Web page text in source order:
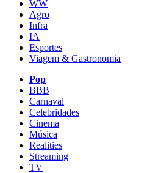
WW
Agro
Infra
IA
Esportes
Viagem & Gastronomia
Pop
BBB
Carnaval
Celebridades
Cinema
Música
Realities
Streaming
TV